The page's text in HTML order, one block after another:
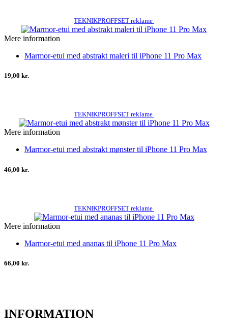
TEKNIKPROFFSET reklame
Mere information
Marmor-etui med abstrakt maleri til iPhone 11 Pro Max
19,00 kr.
TEKNIKPROFFSET reklame
Mere information
Marmor-etui med abstrakt mønster til iPhone 11 Pro Max
46,00 kr.
TEKNIKPROFFSET reklame
Mere information
Marmor-etui med ananas til iPhone 11 Pro Max
66,00 kr.
INFORMATION